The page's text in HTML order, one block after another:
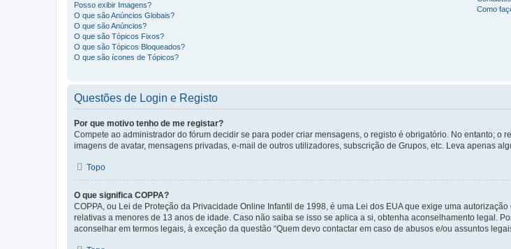
Posso exibir Imagens?
O que são Anúncios Globais?
O que são Anúncios?
O que são Tópicos Fixos?
O que são Tópicos Bloqueados?
O que são ícones de Tópicos?
Como
Questões de Login e Registo
Por que motivo tenho de me registar?
Compete ao administrador do fórum decidir se para poder criar mensagens, o registo é obrigatório. No entanto;
imagens de avatar, mensagens privadas, e-mail de outros utilizadores, subscrição de Grupos, etc. Leva apenas
Topo
O que significa COPPA?
COPPA, ou Lei de Proteção da Privacidade Online Infantil de 1998, é uma Lei dos EUA que exige uma
relativas a menores de 13 anos de idade. Caso não saiba se isso se aplica a si, obtenha aconselhamento legal.
aconselhar em termos legais, à exceção da questão “Quem devo contactar em caso de abusos e/ou assuntos